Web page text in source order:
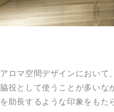
アロマ空間デザインにおいて
脇役として使うことが多いな
を助長するような印象をもた